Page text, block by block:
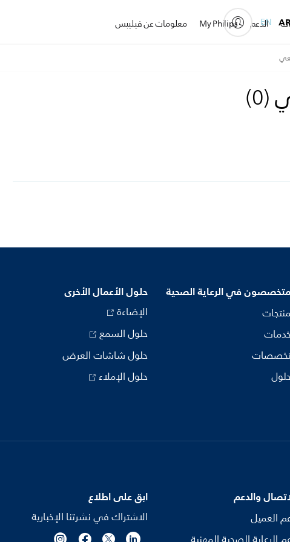
الدعم My Philips معلومات عن فيليبس EN
(
0
)
في الرعاية الصحية حلول الأعمال الأخرى
الإضاءة
حلول السمع
حلول شاشات العرض
حلول الإملاء
والدعم
العميل
ابق على اطلاع
الاشتراك في نشرتنا الإخبارية